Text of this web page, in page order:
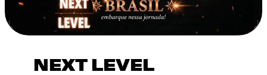
NEXT LEVEL